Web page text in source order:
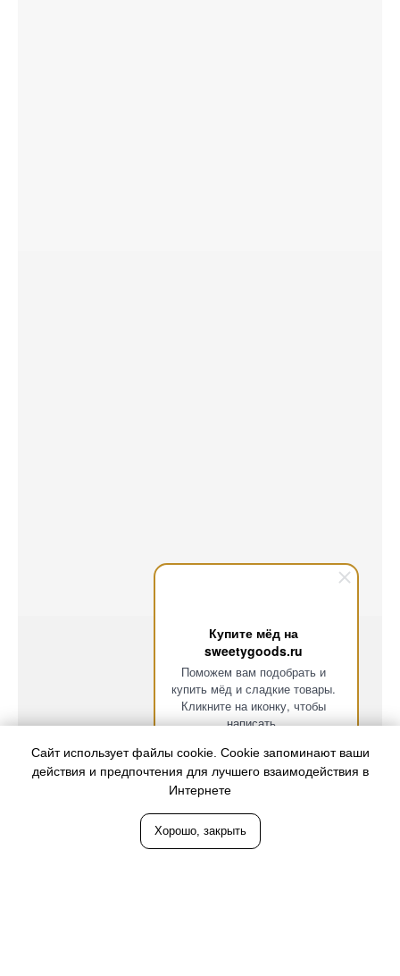
Купите мёд на
sweetygoods.ru
Поможем вам подобрать и
купить мёд и сладкие товары.
Кликните на иконку, чтобы
написать.
Сайт использует файлы cookie. Cookie запоминают ваши
действия и предпочтения для лучшего взаимодействия в
Интернете
Хорошо, закрыть